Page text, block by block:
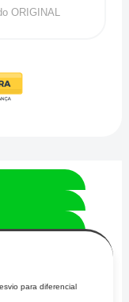
ORIGINAL
para diferencial